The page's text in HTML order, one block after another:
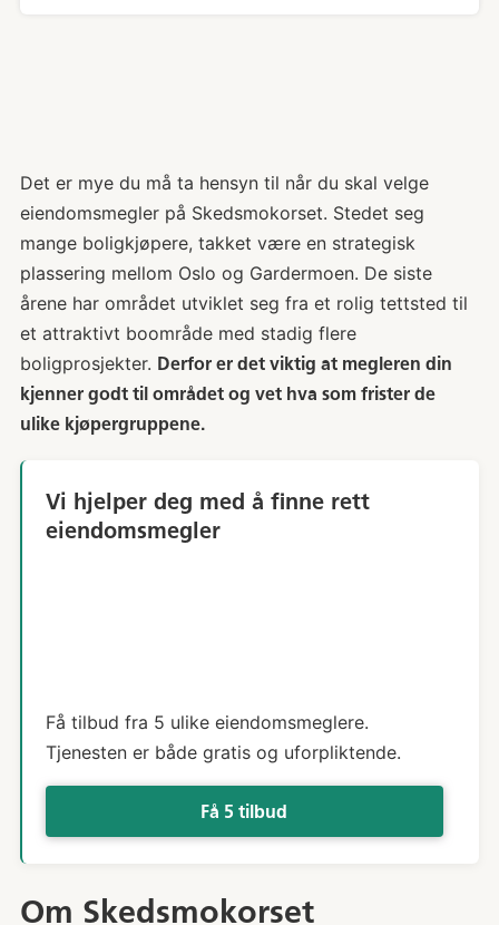
Det er mye du må ta hensyn til når du skal velge
eiendomsmegler på Skedsmokorset. Stedet seg
mange boligkjøpere, takket være en strategisk
plassering mellom Oslo og Gardermoen. De siste
årene har området utviklet seg fra et rolig tettsted til
et attraktivt boområde med stadig flere
boligprosjekter. Derfor er det viktig at megleren din
kjenner godt til området og vet hva som frister de
ulike kjøpergruppene.
Vi hjelper deg med å finne rett
eiendomsmegler
Få tilbud fra 5 ulike eiendomsmeglere.
Tjenesten er både gratis og uforpliktende.
Få 5 tilbud
Om Skedsmokorset